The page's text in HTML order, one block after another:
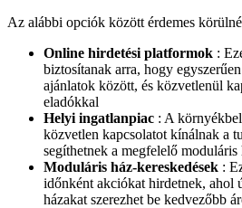
Az alábbi opciók között érdemes
Online hirdetési platformok :
biztosítanak arra, hogy
ajánlatok között, és közvetlenül
eladókkal
Helyi ingatlanpiac : A
közvetlen kapcsolatot kínálnak a
segíthetnek a megfelelő moduláris
Moduláris ház-kereskedések :
időnként akciókat hirdetnek, ahol
házakat szerezhet be kedvezőbb